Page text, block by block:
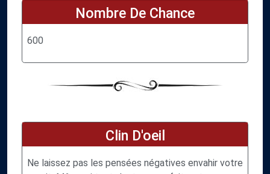
Nombre De Chance
600
Clin D'oeil
Ne laissez pas les pensées négatives envahir votre